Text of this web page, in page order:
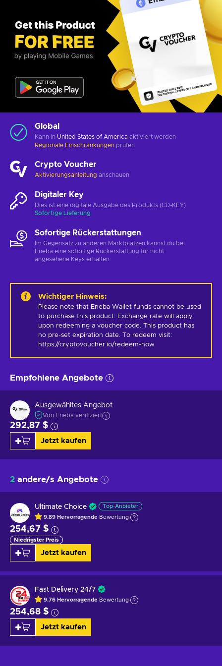
Global
Kann in United States of America aktiviert werden
Regionale Einschränkungen prüfen
Crypto Voucher
Aktivierungsanleitung anschauen
Digitaler Key
Dies ist eine digitale Ausgabe des Produkts (CD-KEY)
Sofortige Lieferung
Sofortige Rückerstattungen
Im Gegensatz zu anderen Marktplätzen kannst du bei
Eneba eine sofortige Rückerstattung für nicht
angesehene Keys erhalten.
Wichtiger Hinweis:
Please note that Eneba Wallet funds cannot be used
to purchase this product. Exchange rate will apply
upon redeeming a voucher code. This product has
no pre-set expiration date. To redeem visit:
https://cryptovoucher.io/redeem-now
Empfohlene Angebote
Ausgewähltes Angebot
Von Eneba verifiziert
292,87 $
Jetzt kaufen
2 andere/s Angebote
Ultimate Choice Top-Anbieter
9.89 Hervorragende Bewertung
254,67 $
Niedrigster Preis
Jetzt kaufen
Fast Delivery 24/7
9.76 Hervorragende Bewertung
254,68 $
Jetzt kaufen